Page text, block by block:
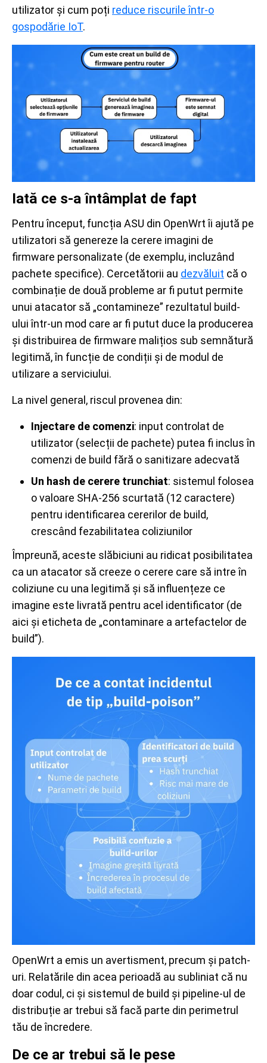
utilizator și cum poți reduce riscurile într-o
gospodărie IoT.
Iată ce s-a întâmplat de fapt
Pentru început, funcția ASU din OpenWrt îi ajută pe
utilizatori să genereze la cerere imagini de
firmware personalizate (de exemplu, incluzând
pachete specifice). Cercetătorii au dezvăluit că o
combinație de două probleme ar fi putut permite
unui atacator să „contamineze” rezultatul build-
ului într-un mod care ar fi putut duce la producerea
și distribuirea de firmware malițios sub semnătură
legitimă, în funcție de condiții și de modul de
utilizare a serviciului.
La nivel general, riscul provenea din:
Injectare de comenzi: input controlat de
utilizator (selecții de pachete) putea fi inclus în
comenzi de build fără o sanitizare adecvată
Un hash de cerere trunchiat: sistemul folosea
o valoare SHA-256 scurtată (12 caractere)
pentru identificarea cererilor de build,
crescând fezabilitatea coliziunilor
Împreună, aceste slăbiciuni au ridicat posibilitatea
ca un atacator să creeze o cerere care să intre în
coliziune cu una legitimă și să influențeze ce
imagine este livrată pentru acel identificator (de
aici și eticheta de „contaminare a artefactelor de
build”).
OpenWrt a emis un avertisment, precum și patch-
uri. Relatările din acea perioadă au subliniat că nu
doar codul, ci și sistemul de build și pipeline-ul de
distribuție ar trebui să facă parte din perimetrul
tău de încredere.
De ce ar trebui să le pese